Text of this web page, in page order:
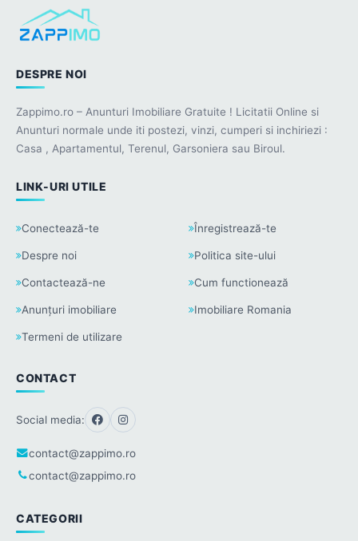
DESPRE NOI
Zappimo.ro – Anunturi Imobiliare Gratuite ! Licitatii Online si
Anunturi normale unde iti postezi, vinzi, cumperi si inchiriezi :
Casa , Apartamentul, Terenul, Garsoniera sau Biroul.
LINK-URI UTILE
Conectează-te Înregistrează-te
Despre noi Politica site-ului
Contactează-ne Cum functionează
Anunțuri imobiliare Imobiliare Romania
Termeni de utilizare
CONTACT
Social media:
contact@zappimo.ro
contact@zappimo.ro
CATEGORII